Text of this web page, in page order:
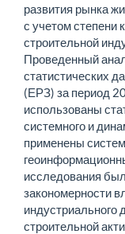
развития рынка
с учетом степени
строительной
Проведенный
статистических
(ЕРЗ) за период
использованы
системного и
применены
исследования
закономерности
индустриального
строительной